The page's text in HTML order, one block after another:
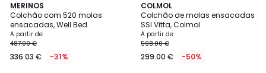
MERINOS
Colchão com 520 molas
ensacadas, Well Bed
A partir de
487.00 €
336.03 € -31%
COLMOL
Colchão de molas ensacadas
SSI Vitta, Colmol
A partir de
598.00 €
299.00 € -50%